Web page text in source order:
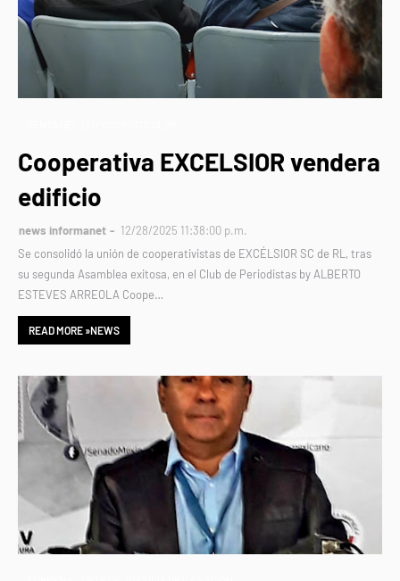
Cooperativa EXCELSIOR vendera
edificio
news informanet
12/28/2025 11:38:00 p.m.
Se consolidó la unión de cooperativistas de EXCÉLSIOR SC de RL, tras
su segunda Asamblea exitosa, en el Club de Periodistas by ALBERTO
ESTEVES ARREOLA Coope…
READ MORE »NEWS